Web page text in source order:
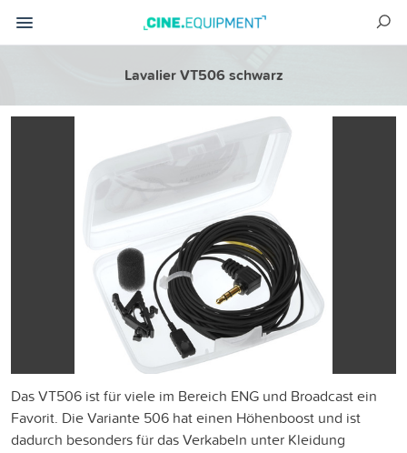
Lavalier VT506 schwarz
Das VT506 ist für viele im Bereich ENG und Broadcast ein
Favorit. Die Variante 506 hat einen Höhenboost und ist
dadurch besonders für das Verkabeln unter Kleidung